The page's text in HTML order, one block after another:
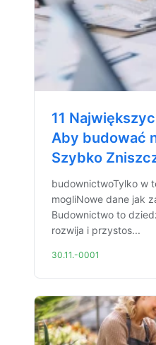
11
Aby budować
Szybko
budownictwoTylko w
mogliNowe dane jak
Budownictwo to
rozwija i przystos...
30.11.-0001